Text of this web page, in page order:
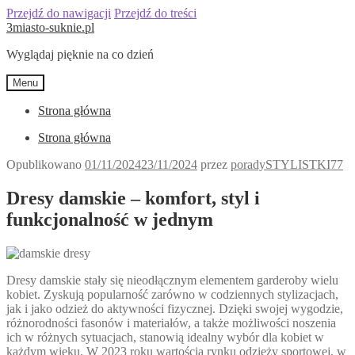
Przejdź do nawigacji Przejdź do treści
3miasto-suknie.pl
Wyglądaj pięknie na co dzień
Menu
Strona główna
Strona główna
Opublikowano 01/11/202423/11/2024 przez poradySTYLISTKI77
Dresy damskie – komfort, styl i
funkcjonalność w jednym
Dresy damskie stały się nieodłącznym elementem garderoby wielu
kobiet. Zyskują popularność zarówno w codziennych stylizacjach,
jak i jako odzież do aktywności fizycznej. Dzięki swojej wygodzie,
różnorodności fasonów i materiałów, a także możliwości noszenia
ich w różnych sytuacjach, stanowią idealny wybór dla kobiet w
każdym wieku. W 2023 roku wartością rynku odzieży sportowej, w